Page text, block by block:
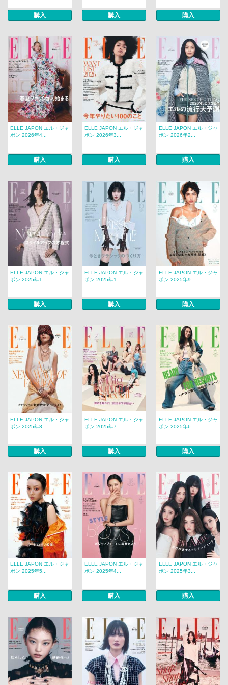
購入 購入 購入
ELLE JAPON エル・ジャ
ポン 2026年4...
購入
ELLE JAPON エル・ジャ
ポン 2026年3...
購入
ELLE JAPON エル・ジャ
ポン 2026年2...
購入
ELLE JAPON エル・ジャ
ポン 2025年1...
購入
ELLE JAPON エル・ジャ
ポン 2025年1...
購入
ELLE JAPON エル・ジャ
ポン 2025年9...
購入
ELLE JAPON エル・ジャ
ポン 2025年8...
購入
ELLE JAPON エル・ジャ
ポン 2025年7...
購入
ELLE JAPON エル・ジャ
ポン 2025年6...
購入
ELLE JAPON エル・ジャ
ポン 2025年5...
購入
ELLE JAPON エル・ジャ
ポン 2025年4...
購入
ELLE JAPON エル・ジャ
ポン 2025年3...
購入